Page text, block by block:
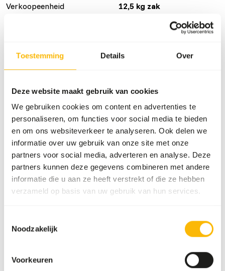
Toestemming Details Over
Deze website maakt gebruik van cookies
We gebruiken cookies om content en advertenties te
personaliseren, om functies voor social media te bieden
en om ons websiteverkeer te analyseren. Ook delen we
informatie over uw gebruik van onze site met onze
partners voor social media, adverteren en analyse. Deze
partners kunnen deze gegevens combineren met andere
informatie die u aan ze heeft verstrekt of die ze hebben
verzameld op basis van uw gebruik van hun services.
Noodzakelijk
Voorkeuren
Verkoopeenheid
12,5 kg zak
Verwachte levertijd min.
50 dozen per pallet
Details
Ook interessant
dop - 10 kg